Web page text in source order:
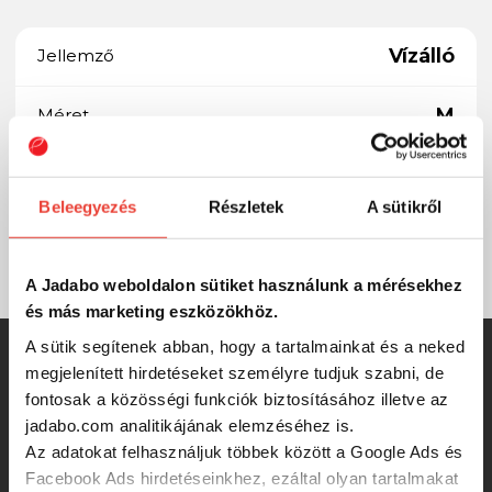
Beleegyezés Részletek A sütikről
A Jadabo weboldalon sütiket használunk a mérésekhez
és más marketing eszközökhöz.
A sütik segítenek abban, hogy a tartalmainkat és a neked
megjelenített hirdetéseket személyre tudjuk szabni, de
fontosak a közösségi funkciók biztosításához illetve az
jadabo.com analitikájának elemzéséhez is.
Az adatokat felhasználjuk többek között a Google Ads és
Facebook Ads hirdetéseinkhez, ezáltal olyan tartalmakat
Jellemző Vízálló
Méret M
Típus CruiserCROS 5T
Szín Sötétzöld és fekete
SZINTÉN KIVÁLÓAK
Sonik Green Fleece Rövidnadrág -M